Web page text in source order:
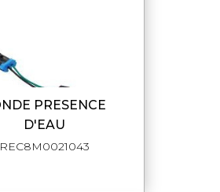
D'EAU
REC8M0021043